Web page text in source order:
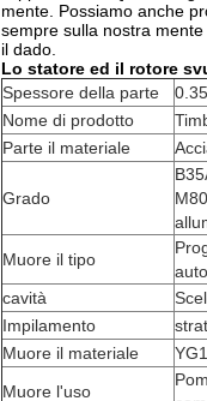
mente. Possiamo anche
sempre sulla nostra
il dado.
Lo statore ed il rotore
Spessore della parte
Nome di prodotto
Parte il materiale
Grado
Muore il tipo
cavità
Impilamento
Muore il materiale
Muore l'uso